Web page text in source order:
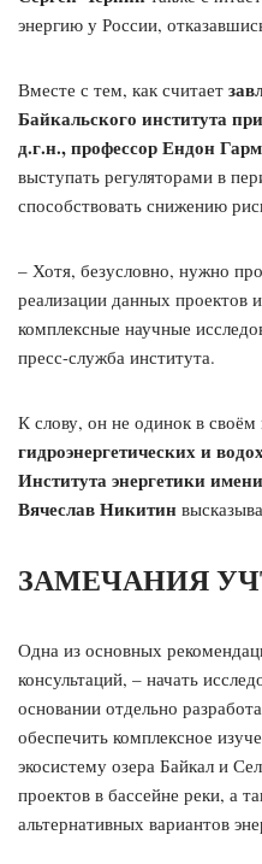
энергию у России,
Вместе с тем, как считает
Байкальского института
д.г.н., профессор Ендон
выступать регуляторами в
способствовать снижению
– Хотя, безусловно, нужно
реализации данных проектов
комплексные научные
пресс-служба института.
К слову, он не одинок в
гидроэнергетических и
Института энергетики
Вячеслав Никитин
ЗАМЕЧАНИЯ
Одна из основных
консультаций, – начать
основании отдельно
обеспечить комплексное
экосистему озера Байкал и
проектов в бассейне реки, а
альтернативных вариантов